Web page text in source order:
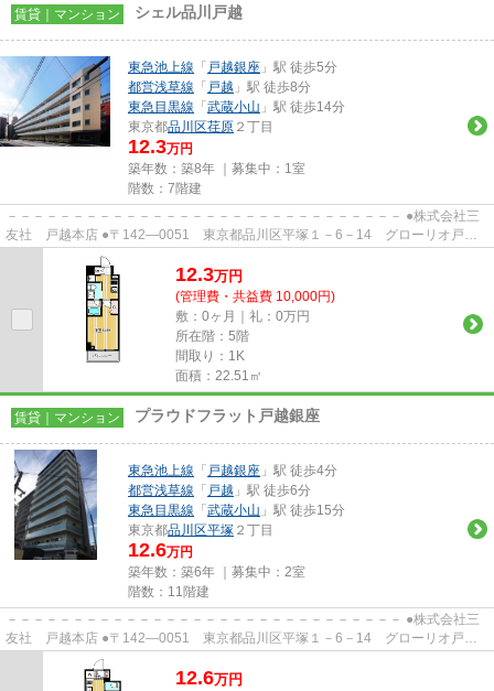
賃貸｜マンション シェル品川戸越
東急池上線 「 戸越銀座 」駅 徒歩5分
都営浅草線 「 戸越 」駅 徒歩8分
東急目黒線 「 武蔵小山 」駅 徒歩14分
東京都品川区荏原 ２丁目
12.3万円
築年数：築8年 ｜募集中： 1室
階数：7階建
－－－－－－－－－－－－－－－－－－－－－－－－－－－－－－ ●株式会社三
友社 戸越本店 ●〒142―0051 東京都品川区平塚１－6－14 グローリオ戸越
銀座1階 ●TEL：03-3783-1218...
12.3万円
(管理費・共益費 10,000円)
敷：0ヶ月｜礼：0万円
所在階：5階
間取り：1K
面積：22.51㎡
賃貸｜マンション プラウドフラット戸越銀座
東急池上線 「 戸越銀座 」駅 徒歩4分
都営浅草線 「 戸越 」駅 徒歩6分
東急目黒線 「 武蔵小山 」駅 徒歩15分
東京都品川区平塚 ２丁目
12.6万円
築年数：築6年 ｜募集中： 2室
階数：11階建
－－－－－－－－－－－－－－－－－－－－－－－－－－－－－－ ●株式会社三
友社 戸越本店 ●〒142―0051 東京都品川区平塚１－6－14 グローリオ戸越
銀座1階 ●TEL：03-3783-1218...
12.6万円